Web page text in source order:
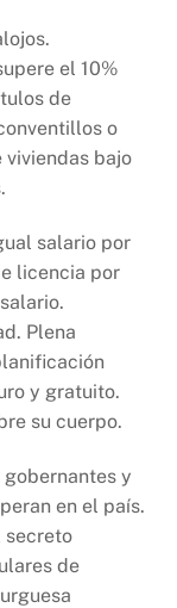
el 10%
de
o
viviendas bajo
salario por
licencia por
Plena
y gratuito.
su cuerpo.
y
en el país.
secreto
de